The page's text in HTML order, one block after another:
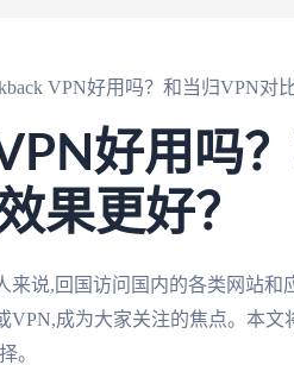
VPN好用吗？和当归VPN对
好用吗
果更好？
来说,回国访问国内的各类网站
成为大家关注的焦点。本文
。